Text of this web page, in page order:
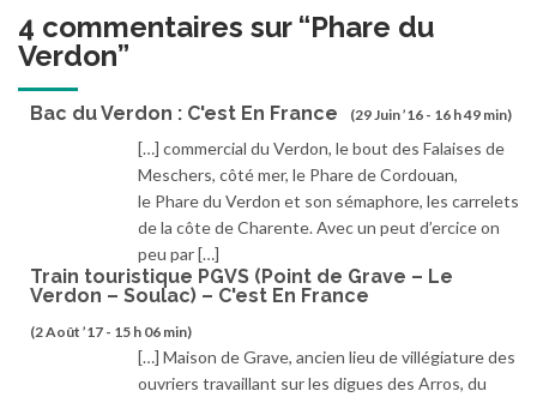
4 commentaires sur “Phare du
Verdon”
Bac du Verdon : C'est En France (29 Juin ’16 - 16 h 49 min)
[…] commercial du Verdon, le bout des Falaises de
Meschers, côté mer, le Phare de Cordouan,
le Phare du Verdon et son sémaphore, les carrelets
de la côte de Charente. Avec un peut d’ercice on
peu par […]
Train touristique PGVS (Point de Grave – Le
Verdon – Soulac) – C'est En France
(2 Août ’17 - 15 h 06 min)
[…] Maison de Grave, ancien lieu de villégiature des
ouvriers travaillant sur les digues des Arros, du